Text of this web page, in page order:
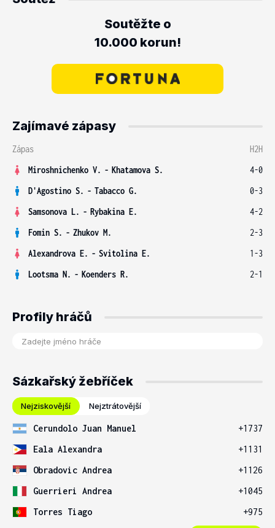
Soutěžte o
10.000 korun!
Zajímavé zápasy
Zápas
H2H
Miroshnichenko V. - Khatamova S.
4-0
D'Agostino S. - Tabacco G.
0-3
Samsonova L. - Rybakina E.
4-2
Fomin S. - Zhukov M.
2-3
Alexandrova E. - Svitolina E.
1-3
Lootsma N. - Koenders R. 2-1
Profily hráčů
Sázkařský žebříček
Nejziskovější Nejztrátovější
Cerundolo Juan Manuel
+1737
Eala Alexandra
+1131
Obradovic Andrea
+1126
Guerrieri Andrea
+1045
Torres Tiago
+975